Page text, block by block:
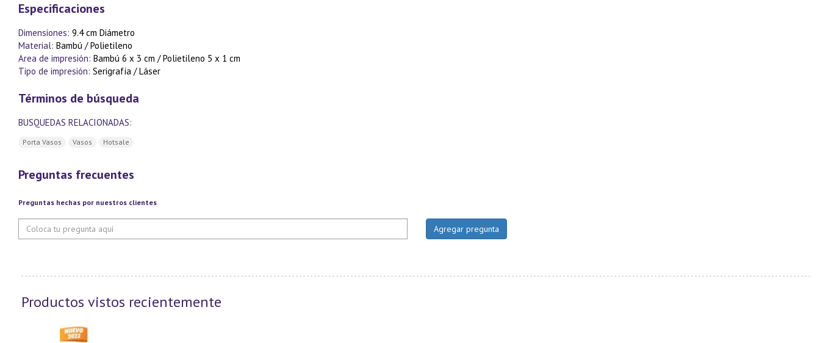
Especificaciones
Dimensiones: 9.4 cm Diámetro
Material: Bambú / Polietileno
Area de impresión: Bambú 6 x 3 cm / Polietileno 5 x 1 cm
Tipo de impresión: Serigrafía / Láser
Términos de búsqueda
BUSQUEDAS RELACIONADAS:
Porta Vasos Vasos Hotsale
Preguntas frecuentes
Preguntas hechas por nuestros clientes
Productos vistos recientemente